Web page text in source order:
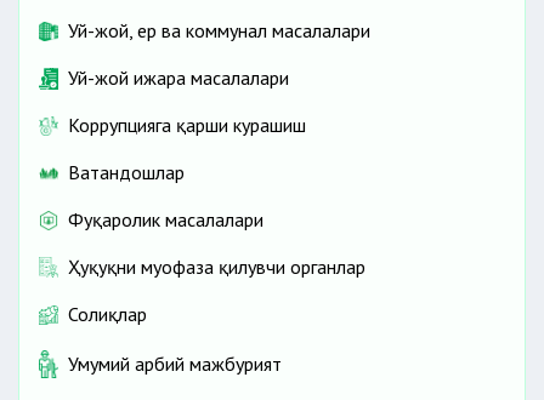
Уй-жой, ер ва коммунал масалалари
Уй-жой ижара масалалари
Коррупцияга қарши курашиш
Ватандошлар
Фуқаролик масалалари
Ҳуқуқни муҳофаза қилувчи органлар
Солиқлар
Умумий ҳарбий мажбурият